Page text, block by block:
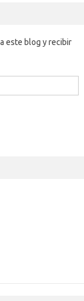
este blog y recibir